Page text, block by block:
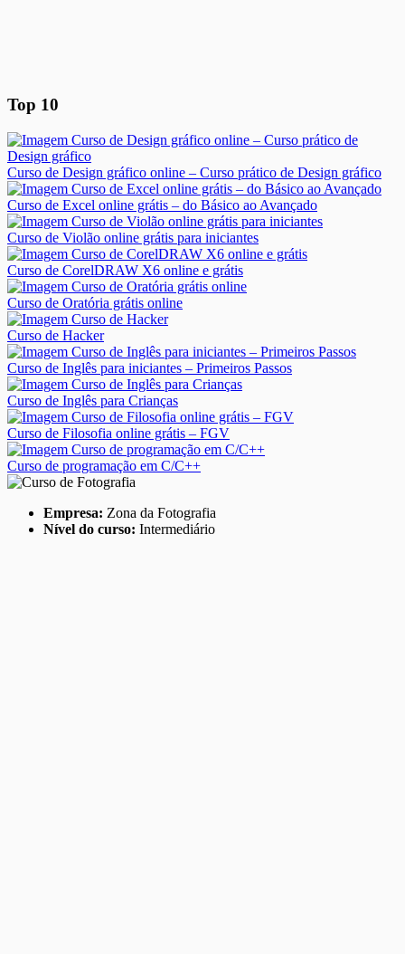
Top 10
Curso de Design gráfico online – Curso prático de Design gráfico
Curso de Excel online grátis – do Básico ao Avançado
Curso de Violão online grátis para iniciantes
Curso de CorelDRAW X6 online e grátis
Curso de Oratória grátis online
Curso de Hacker
Curso de Inglês para iniciantes – Primeiros Passos
Curso de Inglês para Crianças
Curso de Filosofia online grátis – FGV
Curso de programação em C/C++
Empresa: Zona da Fotografia
Nível do curso: Intermediário